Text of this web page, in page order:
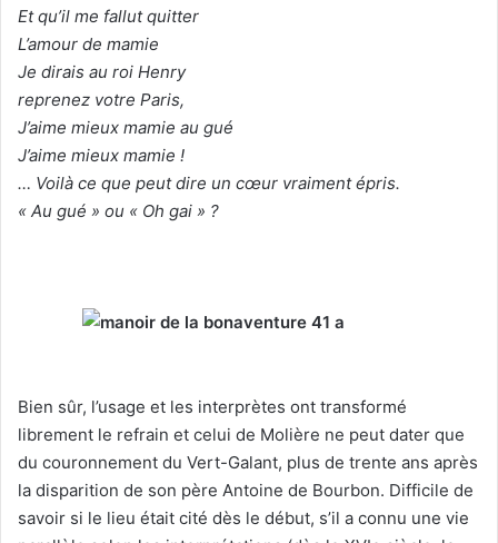
Et qu’il me fallut quitter
L’amour de mamie
Je dirais au roi Henry
reprenez votre Paris,
J’aime mieux mamie au gué
J’aime mieux mamie !
… Voilà ce que peut dire un cœur vraiment épris.
« Au gué » ou « Oh gai » ?
Bien sûr, l’usage et les interprètes ont transformé
librement le refrain et celui de Molière ne peut dater que
du couronnement du Vert-Galant, plus de trente ans après
la disparition de son père Antoine de Bourbon. Difficile de
savoir si le lieu était cité dès le début, s’il a connu une vie